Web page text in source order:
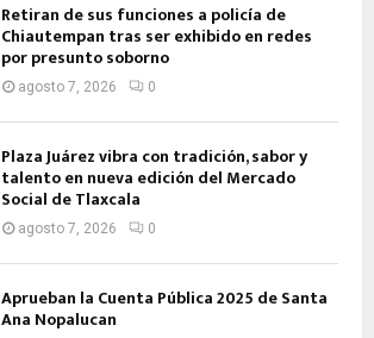
Retiran de sus funciones a policía de
Chiautempan tras ser exhibido en redes
por presunto soborno
agosto 7, 2026 0
Plaza Juárez vibra con tradición, sabor y
talento en nueva edición del Mercado
Social de Tlaxcala
agosto 7, 2026 0
Aprueban la Cuenta Pública 2025 de Santa
Ana Nopalucan